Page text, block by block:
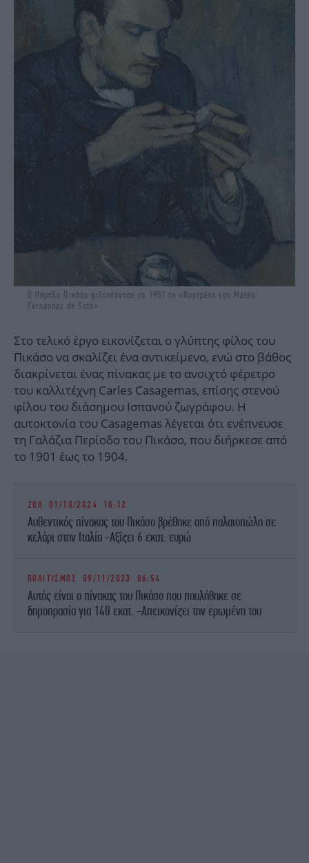
Ο Πάμπλο Πικάσο φιλοτέχνησε το 1901 το «Πορτρέτο του Mateu
Fernández de Soto»
Στο τελικό έργο εικονίζεται ο γλύπτης φίλος του
Πικάσο να σκαλίζει ένα αντικείμενο, ενώ στο βάθος
διακρίνεται ένας πίνακας με το ανοιχτό φέρετρο
του καλλιτέχνη Carles Casagemas, επίσης στενού
φίλου του διάσημου Ισπανού ζωγράφου. Η
αυτοκτονία του Casagemas λέγεται ότι ενέπνευσε
τη Γαλάζια Περίοδο του Πικάσο, που διήρκεσε από
το 1901 έως το 1904.
ΖΩΗ 01/10/2024 10:12
Αυθεντικός πίνακας του Πικάσο βρέθηκε από παλαιοπώλη σε
κελάρι στην Ιταλία -Αξίζει 6 εκατ. ευρώ
ΠΟΛΙΤΙΣΜΟΣ 09/11/2023 06:54
Αυτός είναι ο πίνακας του Πικάσο που πουλήθηκε σε
δημοπρασία για 140 εκατ. -Απεικονίζει την ερωμένη του